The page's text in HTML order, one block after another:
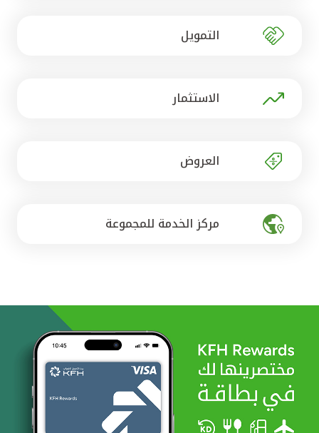
مصر
التمويل
الاستثمار
العروض
مركز الخدمة للمجموعة